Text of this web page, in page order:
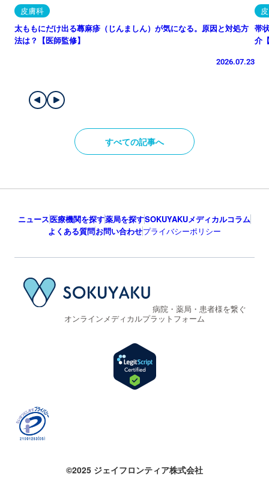
皮膚科
太ももにだけ出る蕁麻疹（じんましん）が気になる。原因と対処方
法は？【医師監修】
2026.07.23
帯
介
すべての記事へ
ニュース医療機関を探す薬局を探すSOKUYAKUメディカルコラム
よくある質問お問い合わせプライバシーポリシー
病院・薬局・患者様を繋ぐ
オンラインメディカルプラットフォーム
©2025 ジェイフロンティア株式会社